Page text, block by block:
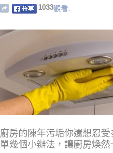
1033觀看.
廚房的陳年污垢你還想忍受
單幾個小辦法，讓廚房煥然